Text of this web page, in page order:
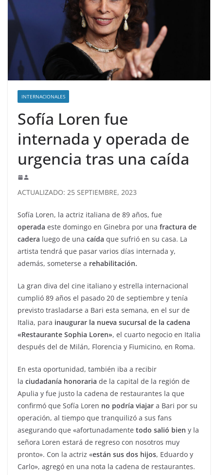
INTERNACIONALES
Sofía Loren fue
internada y operada de
urgencia tras una caída
ACTUALIZADO: 25 SEPTIEMBRE, 2023
Sofía Loren, la actriz italiana de 89 años, fue
operada este domingo en Ginebra por una fractura de
cadera luego de una caída que sufrió en su casa. La
artista tendrá que pasar varios días internada y,
además, someterse a rehabilitación.
La gran diva del cine italiano y estrella internacional
cumplió 89 años el pasado 20 de septiembre y tenía
previsto trasladarse a Bari esta semana, en el sur de
Italia, para inaugurar la nueva sucursal de la cadena
«Restaurante Sophia Loren», el cuarto negocio en Italia
después del de Milán, Florencia y Fiumicino, en Roma.
En esta oportunidad, también iba a recibir
la ciudadanía honoraria de la capital de la región de
Apulia y fue justo la cadena de restaurantes la que
confirmó que Sofía Loren no podría viajar a Bari por su
operación, al tiempo que tranquilizó a sus fans
asegurando que «afortunadamente todo salió bien y la
señora Loren estará de regreso con nosotros muy
pronto». Con la actriz «están sus dos hijos, Eduardo y
Carlo», agregó en una nota la cadena de restaurantes.